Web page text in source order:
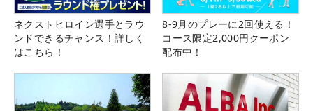
ネクストヒロイン選手とラウ
ンドできるチャンス！詳しく
はこちら！
8-9月のプレーに2回使える！
コース限定2,000円クーポン
配布中！